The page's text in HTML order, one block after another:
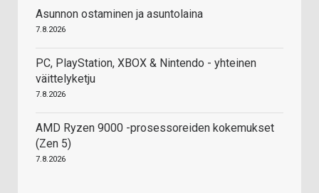
Asunnon ostaminen ja asuntolaina
7.8.2026
PC, PlayStation, XBOX & Nintendo - yhteinen
väittelyketju
7.8.2026
AMD Ryzen 9000 -prosessoreiden kokemukset
(Zen 5)
7.8.2026